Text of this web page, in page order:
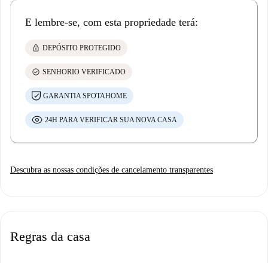
E lembre-se, com esta propriedade terá:
lock DEPÓSITO PROTEGIDO
check_circle SENHORIO VERIFICADO
GARANTIA SPOTAHOME
24H PARA VERIFICAR SUA NOVA CASA
Descubra as nossas condições de cancelamento transparentes
Regras da casa